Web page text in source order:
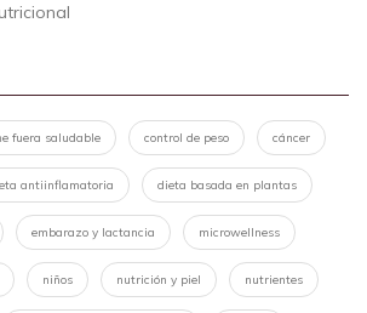
fuera saludable control de peso cáncer
antiinflamatoria dieta basada en plantas
embarazo y lactancia microwellness
niños nutrición y piel nutrientes